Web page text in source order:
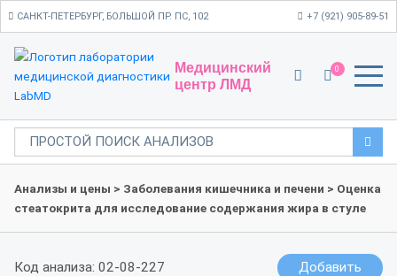
САНКТ-ПЕТЕРБУРГ, БОЛЬШОЙ ПР. ПС, 102 +7 (921) 905-89-51
Медицинский
центр ЛМД
0
Анализы и цены > Заболевания кишечника и печени > Оценка
стеатокрита для исследование содержания жира в стуле
Код анализа: 02-08-227 Добавить